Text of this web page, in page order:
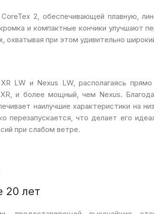
2, обеспечивающей плавную,
и компактные кончики улучшают
при этом удивительно
LW и Nexus LW, располагаясь
и более мощный, чем Nexus.
наилучшие характеристики на
перезапускается, что делает его
при слабом ветре.
20 лет